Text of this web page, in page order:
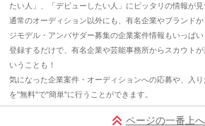
たい人」、「デビューしたい人」にピッタリの情報が見
通常のオーディション以外にも、有名企業やブランド
ジモデル・アンバサダー募集の企業案件情報もいっぱい
登録するだけで、有名企業や芸能事務所からスカウト
いうことも！
気になった企業案件・オーディションへの応募や、入
を"無料"で"簡単"に行うことができます。
ページの一番上へ